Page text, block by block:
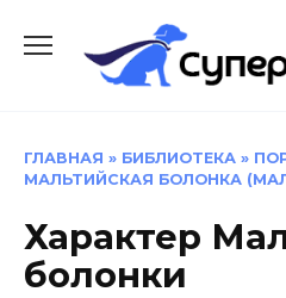
содержанию
ГЛАВНАЯ » БИБЛИОТЕКА »
МАЛЬТИЙСКАЯ БОЛОНКА
Характер
болонки